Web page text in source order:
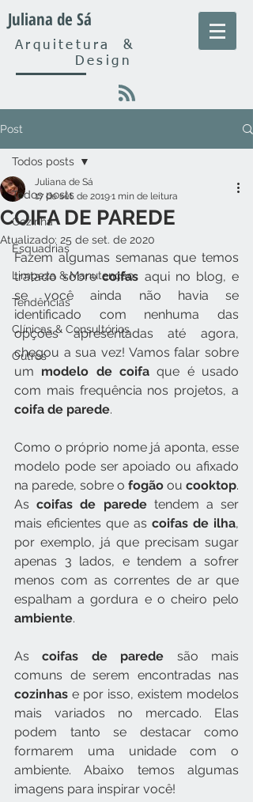
Arquitetura&
Design
Juliana de Sá
Post
Todos posts
Cozinha
Esquadrias
Limpeza & Manutenção
Tendências
Clínicas & Consultórios
Outros
Todos posts
COIFA DE PAREDE
Juliana de Sá
17 de set. de 20191 min de leitura
Atualizado: 25 de set. de 2020
Fazem algumas semanas que temos
tratado sobre coifas aqui no blog, e
se você ainda não havia se
identificado com nenhuma das
opções apresentadas até agora,
chegou a sua vez! Vamos falar sobre
um modelo de coifa que é usado
coifa de parede.
Como o próprio nome já aponta, esse
modelo pode ser apoiado ou afixado
na parede, sobre o fogão ou cooktop.
As coifas de parede tendem a ser
mais eficientes que as coifas de ilha,
por exemplo, já que precisam sugar
apenas 3 lados, e tendem a sofrer
menos com as correntes de ar que
ambiente.
As coifas de parede são mais
cozinhas e por isso, existem modelos
mais variados no mercado. Elas
podem tanto se destacar como
formarem uma unidade com o
ambiente. Abaixo temos algumas
imagens para inspirar você!